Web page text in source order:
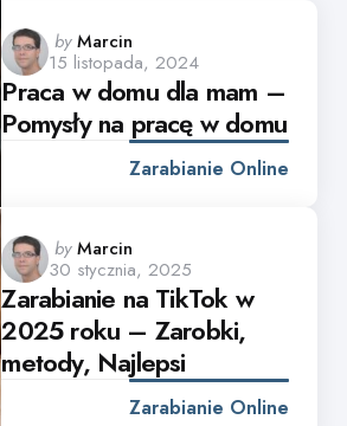
Posted
by
by Marcin
15 listopada, 2024
Praca w domu dla mam –
Pomysły na pracę w domu
Zarabianie Online
Posted
by
by Marcin
30 stycznia, 2025
Zarabianie na TikTok w
2025 roku – Zarobki,
metody, Najlepsi
Zarabianie Online